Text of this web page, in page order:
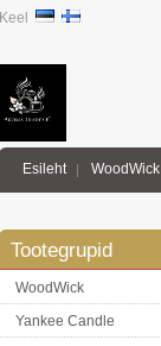
Keel
Esileht WoodWick
Tootegrupid
WoodWick
Yankee Candle